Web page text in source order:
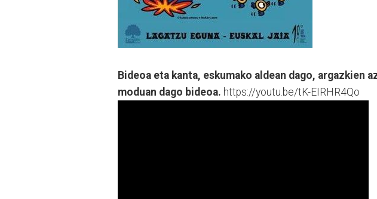
Bideoa eta kanta, eskumako aldean dago, argazkien
moduan dago bideoa. https://youtu.be/tK-EIRHR4Qo